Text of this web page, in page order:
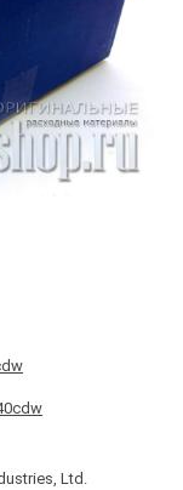
Ltd.